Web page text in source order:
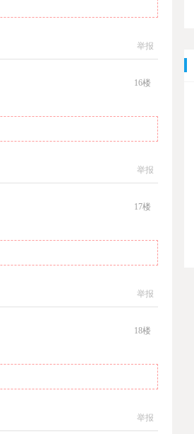
举报
16楼
举报
17楼
举报
18楼
举报